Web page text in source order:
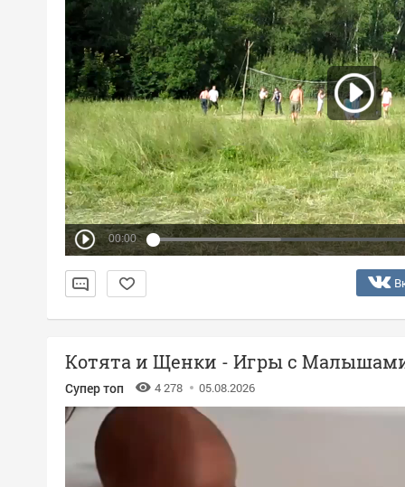
00:00
Котята и Щенки - Игры с
Супер топ 4 278 05.08.2026